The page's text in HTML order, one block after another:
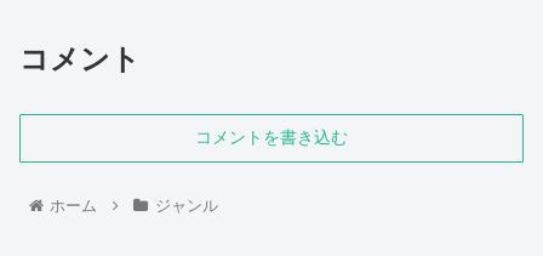
コメント
コメントを書き込む
ホーム ジャンル